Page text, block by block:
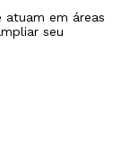
atuam em áreas
seu